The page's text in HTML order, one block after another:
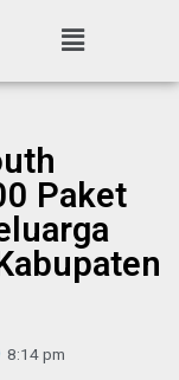
Paket
8:14 pm